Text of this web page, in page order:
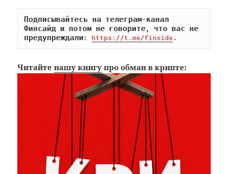
Подписывайтесь на телеграм-канал
Финсайд и потом не говорите, что вас не
предупреждали: https://t.me/finside.
Читайтенашу книгу про обман в крипте: